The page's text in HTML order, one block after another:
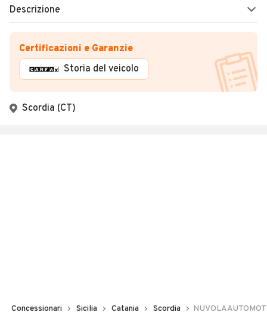
Descrizione
Certificazioni e Garanzie
Storia del veicolo
Scordia (CT)
Concessionari Sicilia Catania Scordia